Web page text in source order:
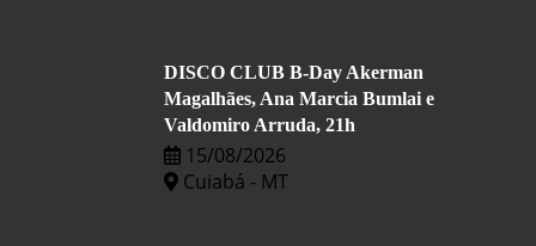
DISCO CLUB B-Day Akerman
Magalhães, Ana Marcia Bumlai e
Valdomiro Arruda, 21h
15/08/2026
Cuiabá - MT